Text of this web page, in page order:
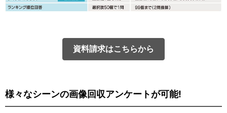
資料請求はこちらから
様々なシーンの画像回収アンケートが可能!